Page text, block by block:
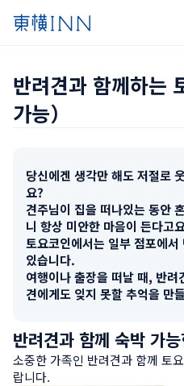
반려견과 함께하는
가능）
당신에겐 생각만 해도 저절로
요?
견주님이 집을 떠나있는 동안
니 항상 미안한 마음이 든다고
토요코인에서는 일부 점포에
있습니다.
여행이나 출장을 떠날 때, 반
견에게도 잊지 못할 추억을 만
반려견과 함께 숙박 가
소중한 가족인 반려견과 함께 토
랍니다.